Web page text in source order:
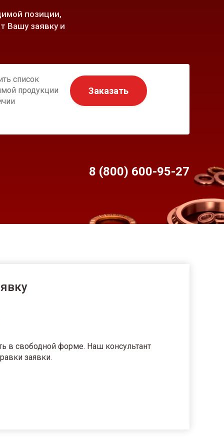
позиции,
Вашу заявку и
список
продукции
Заказать
8 (800) 600-95-27
в свободной форме. Наш консультант
заявки.